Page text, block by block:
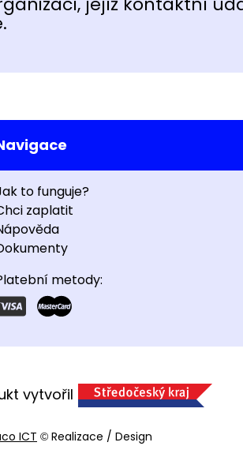
to funguje?
zaplatit
metody:
vytvořil
ICT © Realizace / Design